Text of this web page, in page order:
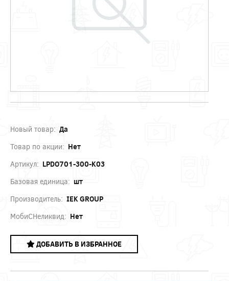
Новый товар: Да
Товар по акции: Нет
Артикул: LPDO701-300-K03
Базовая единица: шт
Производитель: IEK GROUP
МобиСНеликвид: Нет
ДОБАВИТЬ В ИЗБРАННОЕ